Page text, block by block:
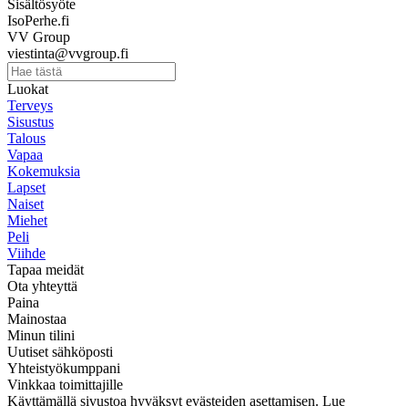
Sisältösyöte
IsoPerhe.fi
VV Group
viestinta@vvgroup.fi
Luokat
Terveys
Sisustus
Talous
Vapaa
Kokemuksia
Lapset
Naiset
Miehet
Peli
Viihde
Tapaa meidät
Ota yhteyttä
Paina
Mainostaa
Minun tilini
Uutiset sähköposti
Yhteistyökumppani
Vinkkaa toimittajille
Käyttämällä sivustoa hyväksyt evästeiden asettamisen. Lue